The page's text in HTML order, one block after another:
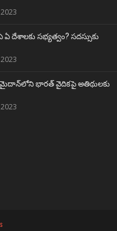
ఏ దేశాలకు సభ్యత్వం? సదస్సుకు
మైదాన్‌లోని భారత్ వైదికపై అతిథులకు